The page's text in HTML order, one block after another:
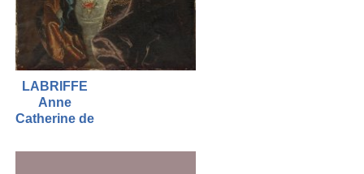
LABRIFFE
Anne
Catherine de